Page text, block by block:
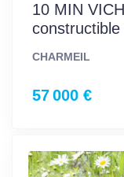
10 MIN
constructible
CHARMEIL
57 000 €